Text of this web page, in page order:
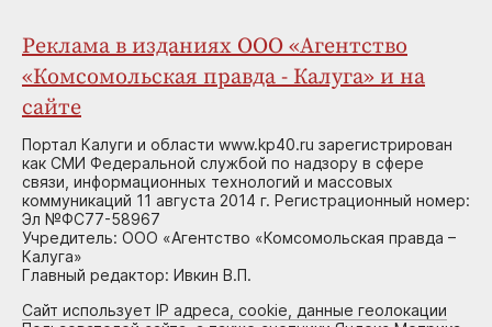
Реклама в изданиях ООО «Агентство
«Комсомольская правда - Калуга» и на
сайте
Портал Калуги и области www.kp40.ru зарегистрирован
как СМИ Федеральной службой по надзору в сфере
связи, информационных технологий и массовых
коммуникаций 11 августа 2014 г. Регистрационный номер:
Эл №ФС77-58967
Учредитель: ООО «Агентство «Комсомольская правда –
Калуга»
Главный редактор: Ивкин В.П.
Сайт использует IP адреса, cookie, данные геолокации